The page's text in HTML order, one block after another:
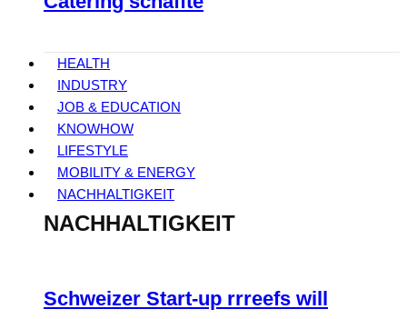
HEALTH
INDUSTRY
JOB & EDUCATION
KNOWHOW
LIFESTYLE
MOBILITY & ENERGY
NACHHALTIGKEIT
NACHHALTIGKEIT
Schweizer Start-up rrreefs will